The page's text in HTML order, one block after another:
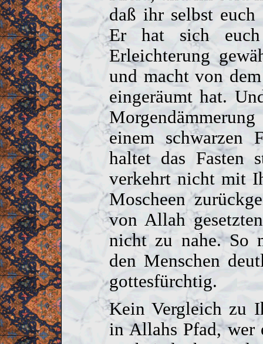
daß ihr selbst
Er hat sich euch
Erleichterung
und macht von
eingeräumt hat.
einem schwarzen
haltet das Fasten
verkehrt nicht mit
Moscheen
von Allah
nicht zu nahe. So
den Menschen
gottesfürchtig.
Kein Vergleich zu
in Allahs Pfad, wer